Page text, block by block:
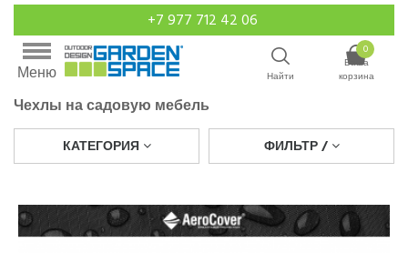
+7 977 712 42 06
Меню Найти
0
Ваша
корзина
Чехлы на садовую мебель
КАТЕГОРИЯ ФИЛЬТР /